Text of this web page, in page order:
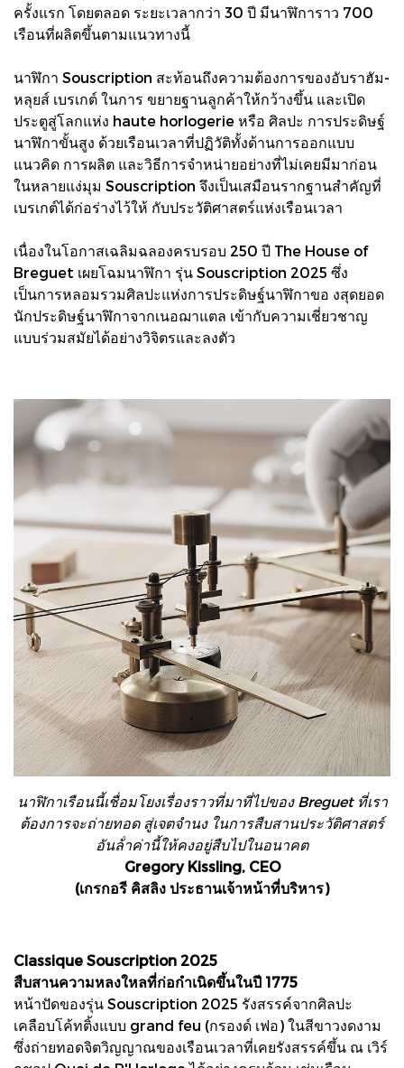
ครั้งแรก โดยตลอด ระยะเวลากว่า 30 ปี มีนาฬิการาว 700
เรือนที่ผลิตขึ้นตามแนวทางนี้
นาฬิกา Souscription สะท้อนถึงความต้องการของอับราฮัม-
หลุยส์ เบรเกต์ ในการ ขยายฐานลูกค้าให้กว้างขึ้น และเปิด
ประตูสู่โลกแห่ง haute horlogerie หรือ ศิลปะ การประดิษฐ์
นาฬิกาขั้นสูง ด้วยเรือนเวลาที่ปฏิวัติทั้งด้านการออกแบบ
แนวคิด การผลิต และวิธีการจําหน่ายอย่างที่ไม่เคยมีมาก่อน
ในหลายแง่มุม Souscription จึงเป็นเสมือนรากฐานสําคัญที่
เบรเกต์ได้ก่อร่างไว้ให้ กับประวัติศาสตร์แห่งเรือนเวลา
เนื่องในโอกาสเฉลิมฉลองครบรอบ 250 ปี The House of
Breguet เผยโฉมนาฬิกา รุ่น Souscription 2025 ซึ่ง
เป็นการหลอมรวมศิลปะแห่งการประดิษฐ์นาฬิกาขอ งสุดยอด
นักประดิษฐ์นาฬิกาจากเนอฌาแตล เข้ากับความเชี่ยวชาญ
แบบร่วมสมัยได้อย่างวิจิตรและลงตัว
นาฬิกาเรือนนี้เชื่อมโยงเรื่องราวที่มาที่ไปของ Breguet ที่เรา
ต้องการจะถ่ายทอด สู่เจตจํานง ในการสืบสานประวัติศาสตร์
อันล้ําค่านี้ให้คงอยู่สืบไปในอนาคต
Gregory Kissling, CEO
(เกรกอรี คิสลิง ประธานเจ้าหน้าที่บริหาร)
Classique Souscription 2025
สืบสานความหลงใหลที่ก่อกําเนิดขึ้นในปี 1775
หน้าปัดของรุ่น Souscription 2025 รังสรรค์จากศิลปะ
เคลือบโค้ทติ้งแบบ grand feu (กรองด์ เฟอ) ในสีขาวงดงาม
ซึ่งถ่ายทอดจิตวิญญาณของเรือนเวลาที่เคยรังสรรค์ขึ้น ณ เวิร์